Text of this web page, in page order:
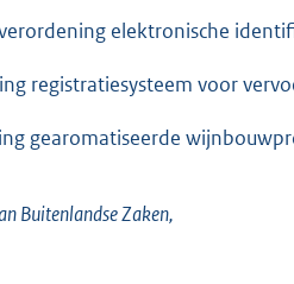
elektronische
registratiesysteem voor
gearomatiseerde
Buitenlandse Zaken,